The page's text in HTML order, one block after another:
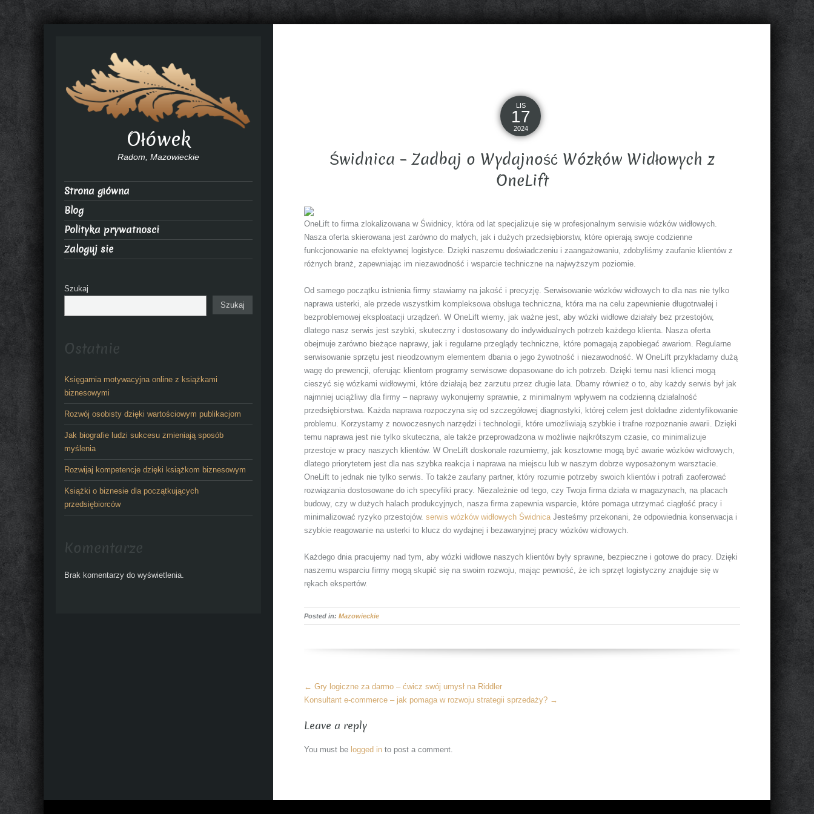
LIS
17
2024
Świdnica – Zadbaj o Wydajność Wózków Widłowych z
OneLift
OneLift to firma zlokalizowana w Świdnicy, która od lat specjalizuje się w profesjonalnym serwisie wózków widłowych.
Nasza oferta skierowana jest zarówno do małych, jak i dużych przedsiębiorstw, które opierają swoje codzienne
funkcjonowanie na efektywnej logistyce. Dzięki naszemu doświadczeniu i zaangażowaniu, zdobyliśmy zaufanie klientów z
różnych branż, zapewniając im niezawodność i wsparcie techniczne na najwyższym poziomie.
Od samego początku istnienia firmy stawiamy na jakość i precyzję. Serwisowanie wózków widłowych to dla nas nie tylko
naprawa usterki, ale przede wszystkim kompleksowa obsługa techniczna, która ma na celu zapewnienie długotrwałej i
bezproblemowej eksploatacji urządzeń. W OneLift wiemy, jak ważne jest, aby wózki widłowe działały bez przestojów,
dlatego nasz serwis jest szybki, skuteczny i dostosowany do indywidualnych potrzeb każdego klienta. Nasza oferta
obejmuje zarówno bieżące naprawy, jak i regularne przeglądy techniczne, które pomagają zapobiegać awariom. Regularne
serwisowanie sprzętu jest nieodzownym elementem dbania o jego żywotność i niezawodność. W OneLift przykładamy dużą
wagę do prewencji, oferując klientom programy serwisowe dopasowane do ich potrzeb. Dzięki temu nasi klienci mogą
cieszyć się wózkami widłowymi, które działają bez zarzutu przez długie lata. Dbamy również o to, aby każdy serwis był jak
najmniej uciążliwy dla firmy – naprawy wykonujemy sprawnie, z minimalnym wpływem na codzienną działalność
przedsiębiorstwa. Każda naprawa rozpoczyna się od szczegółowej diagnostyki, której celem jest dokładne zidentyfikowanie
problemu. Korzystamy z nowoczesnych narzędzi i technologii, które umożliwiają szybkie i trafne rozpoznanie awarii. Dzięki
temu naprawa jest nie tylko skuteczna, ale także przeprowadzona w możliwie najkrótszym czasie, co minimalizuje
przestoje w pracy naszych klientów. W OneLift doskonale rozumiemy, jak kosztowne mogą być awarie wózków widłowych,
dlatego priorytetem jest dla nas szybka reakcja i naprawa na miejscu lub w naszym dobrze wyposażonym warsztacie.
OneLift to jednak nie tylko serwis. To także zaufany partner, który rozumie potrzeby swoich klientów i potrafi zaoferować
rozwiązania dostosowane do ich specyfiki pracy. Niezależnie od tego, czy Twoja firma działa w magazynach, na placach
budowy, czy w dużych halach produkcyjnych, nasza firma zapewnia wsparcie, które pomaga utrzymać ciągłość pracy i
minimalizować ryzyko przestojów.serwis wózków widłowych ŚwidnicaJesteśmy przekonani, że odpowiednia konserwacja i
szybkie reagowanie na usterki to klucz do wydajnej i bezawaryjnej pracy wózków widłowych.
Każdego dnia pracujemy nad tym, aby wózki widłowe naszych klientów były sprawne, bezpieczne i gotowe do pracy. Dzięki
naszemu wsparciu firmy mogą skupić się na swoim rozwoju, mając pewność, że ich sprzęt logistyczny znajduje się w
rękach ekspertów.
Posted in:Mazowieckie
More
Articles
← Gry logiczne za darmo – ćwicz swój umysł na Riddler
Konsultant e-commerce – jak pomaga w rozwoju strategii sprzedaży? →
Leave a reply
You must be logged in to post a comment.
Ołówek
Radom, Mazowieckie
Strona główna
Blog
Polityka prywatnosci
Zaloguj sie
Szukaj
Szukaj
Ostatnie
Księgarnia motywacyjna online z książkami
biznesowymi
Rozwój osobisty dzięki wartościowym publikacjom
Jak biografie ludzi sukcesu zmieniają sposób
myślenia
Rozwijaj kompetencje dzięki książkom biznesowym
Książki o biznesie dla początkujących
przedsiębiorców
Komentarze
Brak komentarzy do wyświetlenia.